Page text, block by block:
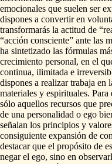
emocionales que suelen ser
dispones a convertir en
transformarás la actitud de
“acción consciente” ante las
ha sintetizado las fórmulas
crecimiento personal, en el
continua, ilimitada e
dispones a realizar trabaja en
materiales y espirituales. Para
sólo aquellos recursos que
de una personalidad o ego
señalan los principios y
consiguiente expansión de
destacar que el propósito de
negar el ego, sino en